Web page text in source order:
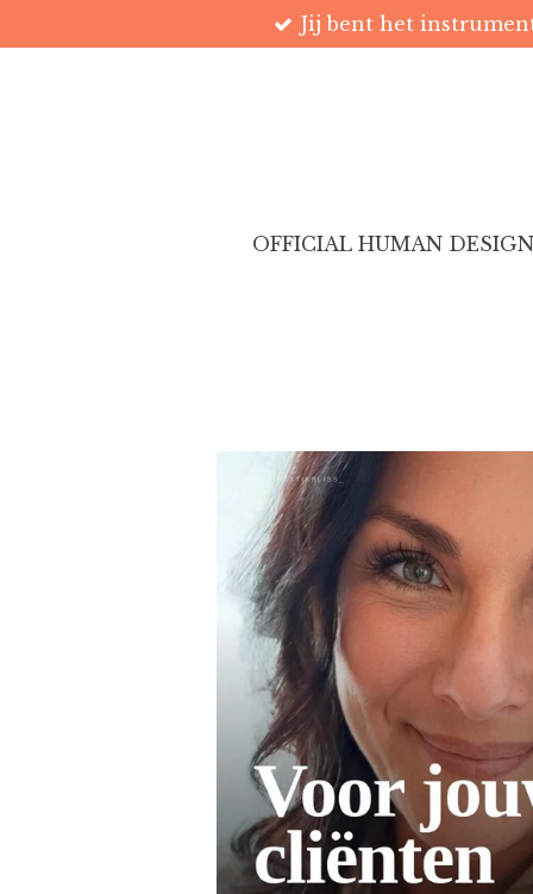
direct
Jij bent het
OFFICIAL HUMAN